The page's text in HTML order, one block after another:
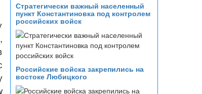
Стратегически важный населенный
пункт Константиновка под контролем
российских войск
Российские войска закрепились на
востоке Любицкого